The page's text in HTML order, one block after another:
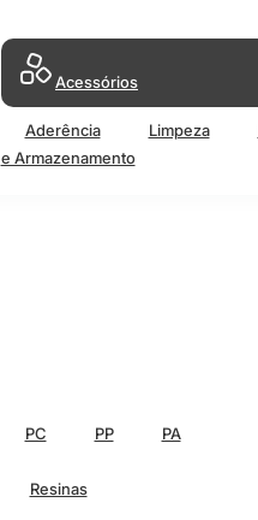
Acessórios
Aderência Limpeza
e Armazenamento
PC PP
PA
Resinas